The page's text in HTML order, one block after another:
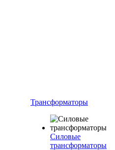
Трансформаторы
Силовые
трансформаторы